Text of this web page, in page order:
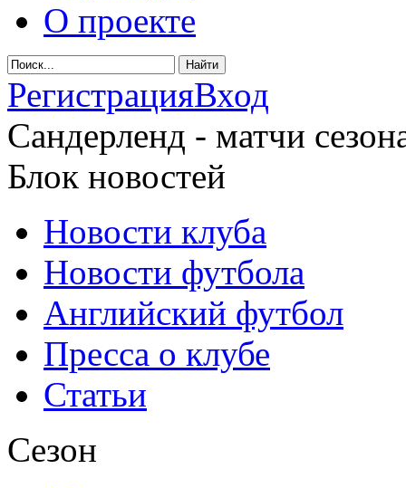
О проекте
РегистрацияВход
Сандерленд - матчи
Блок новостей
Новости клуба
Новости футбола
Английский футбол
Пресса о клубе
Статьи
Сезон